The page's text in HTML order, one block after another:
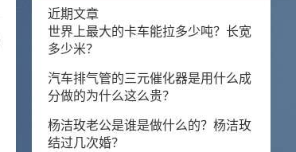
近期文章
世界上最大的卡车能拉多少吨？长宽
多少米？
汽车排气管的三元催化器是用什么成
分做的为什么这么贵？
杨洁玫老公是谁是做什么的？杨洁玫
结过几次婚？